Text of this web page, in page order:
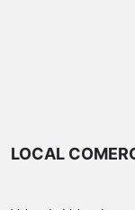
LOCAL